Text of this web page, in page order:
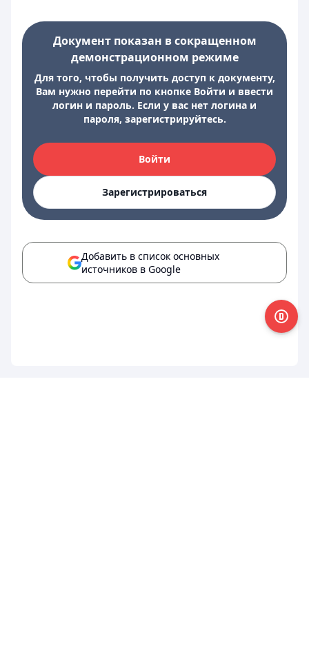
Документ показан в сокращенном
демонстрационном режиме
Для того, чтобы получить доступ к документу,
Вам нужно перейти по кнопке Войти и ввести
логин и пароль. Если у вас нет логина и
пароля, зарегистрируйтесь.
Войти
Зарегистрироваться
Добавить в список основных
источников в Google